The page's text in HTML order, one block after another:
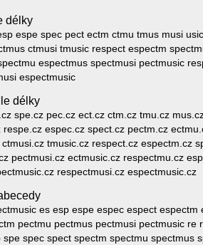
délky
espe spec pect ectm ctmu tmus musi
ctmusi tmusic respect espectm
espectmus spectmusi pectmusic
espectmusic
délky
spe.cz pec.cz ect.cz ctm.cz tmu.cz
espec.cz spect.cz pectm.cz
tmusic.cz respect.cz espectm.cz
pectmusi.cz ectmusic.cz respectmu.cz
respectmusi.cz espectmusic.cz
es esp espe espec espect espectm
pectmu pectmus pectmusi pectmusic re
spec spect spectm spectmu spectmus